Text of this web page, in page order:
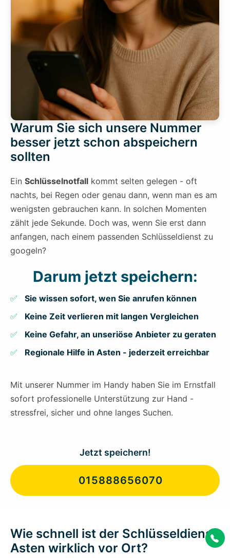
Warum Sie sich unsere Nummer
besser jetzt schon abspeichern
sollten
Ein Schlüsselnotfall kommt selten gelegen - oft
nachts, bei Regen oder genau dann, wenn man es am
wenigsten gebrauchen kann. In solchen Momenten
zählt jede Sekunde. Doch was, wenn Sie erst dann
anfangen, nach einem passenden Schlüsseldienst zu
googeln?
Darum jetzt speichern:
Sie wissen sofort, wen Sie anrufen können
Keine Zeit verlieren mit langen Vergleichen
Keine Gefahr, an unseriöse Anbieter zu geraten
Regionale Hilfe in Asten - jederzeit erreichbar
Mit unserer Nummer im Handy haben Sie im Ernstfall
sofort professionelle Unterstützung zur Hand -
stressfrei, sicher und ohne langes Suchen.
Jetzt speichern!
015888656070
Wie schnell ist der Schlüsseldienst
Asten wirklich vor Ort?